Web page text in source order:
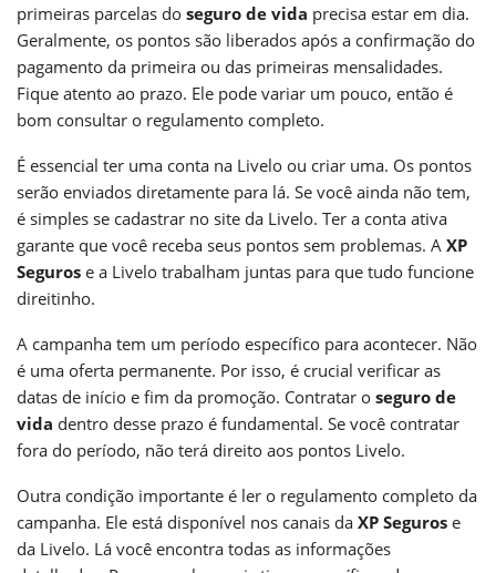
primeiras parcelas do seguro de vida precisa estar em dia.
Geralmente, os pontos são liberados após a confirmação do
pagamento da primeira ou das primeiras mensalidades.
Fique atento ao prazo. Ele pode variar um pouco, então é
bom consultar o regulamento completo.
É essencial ter uma conta na Livelo ou criar uma. Os pontos
serão enviados diretamente para lá. Se você ainda não tem,
é simples se cadastrar no site da Livelo. Ter a conta ativa
garante que você receba seus pontos sem problemas. A XP
Seguros e a Livelo trabalham juntas para que tudo funcione
direitinho.
A campanha tem um período específico para acontecer. Não
é uma oferta permanente. Por isso, é crucial verificar as
datas de início e fim da promoção. Contratar o seguro de
vida dentro desse prazo é fundamental. Se você contratar
fora do período, não terá direito aos pontos Livelo.
Outra condição importante é ler o regulamento completo da
campanha. Ele está disponível nos canais da XP Seguros e
da Livelo. Lá você encontra todas as informações